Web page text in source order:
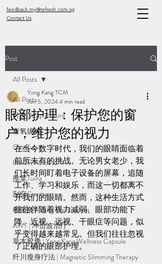
feedback.my@refresh.com.sg
Contact Us
Post
All Posts
针灸 Acupuncture
有氧拔罐
OxyCup
Bekam Aerobik
推拿Tuina
刮痧Guasha
极阳灸Ji Yang Moxibustion
AWT | 冲击波治疗
草本胶囊 | Yong Kang Wellness Capsule
纤川瘦身疗法 | Magnetic Slimming Therapy
All Posts
眼部护理：保护您的窗
户，维护您的视力
Yong Kang TCM
Jun 5, 20244 min read
在当今数字时代，我们的眼睛面临着
前所未有的挑战。无论男女老少，我
们长时间盯着电子设备的屏幕，追随
工作、学习和娱乐，而这一切都离不
开我们的眼睛。然而，这种生活方式
往往伴随着视力减弱、眼部功能下
降、近视、远视、干眼症等问题，似
乎变得越来越常见。但我们往往忽视
了正确的眼部护理。